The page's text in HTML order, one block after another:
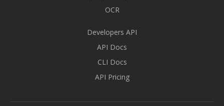
OCR
Developers API
API Docs
CLI Docs
API Pricing